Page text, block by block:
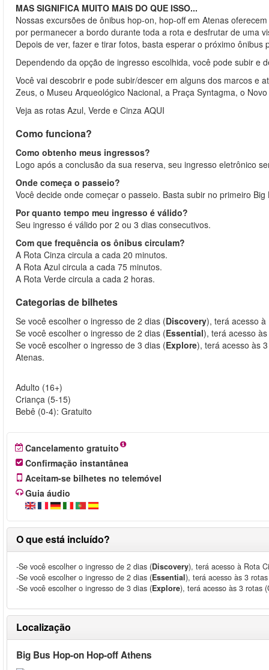
MAS SIGNIFICA MUITO MAIS DO QUE ISSO...
Nossas excursões de ônibus hop-on, hop-off em Atenas
por permanecer a bordo durante toda a rota e desfrutar de uma
Depois de ver, fazer e tirar fotos, basta esperar o próximo ônibus
Dependendo da opção de ingresso escolhida, você pode subir e
Você vai descobrir e pode subir/descer em alguns dos marcos e
Zeus, o Museu Arqueológico Nacional, a Praça Syntagma, o
Veja as rotas Azul, Verde e Cinza AQUI
Como funciona?
Como obtenho meus ingressos?
Logo após a conclusão da sua reserva, seu ingresso eletrônico
Onde começa o passeio?
Você decide onde começar o passeio. Basta subir no primeiro
Por quanto tempo meu ingresso é válido?
Seu ingresso é válido por 2 ou 3 dias consecutivos.
Com que frequência os ônibus circulam?
A Rota Cinza circula a cada 20 minutos.
A Rota Azul circula a cada 75 minutos.
A Rota Verde circula a cada 2 horas.
Categorias de bilhetes
Se você escolher o ingresso de 2 dias (Discovery), terá acesso à
Se você escolher o ingresso de 2 dias (Essential), terá acesso
Se você escolher o ingresso de 3 dias (Explore), terá acesso às
Atenas.
Adulto (16+)
Criança (5-15)
Bebê (0-4): Gratuito
Cancelamento gratuito
Confirmação instantânea
Aceitam-se bilhetes no telemóvel
Guia áudio
O que está incluído?
-Se você escolher o ingresso de 2 dias (Discovery), terá acesso à Rota
-Se você escolher o ingresso de 2 dias (Essential), terá acesso às 3
-Se você escolher o ingresso de 3 dias (Explore), terá acesso às 3 rotas
Localização
Big Bus Hop-on Hop-off Athens